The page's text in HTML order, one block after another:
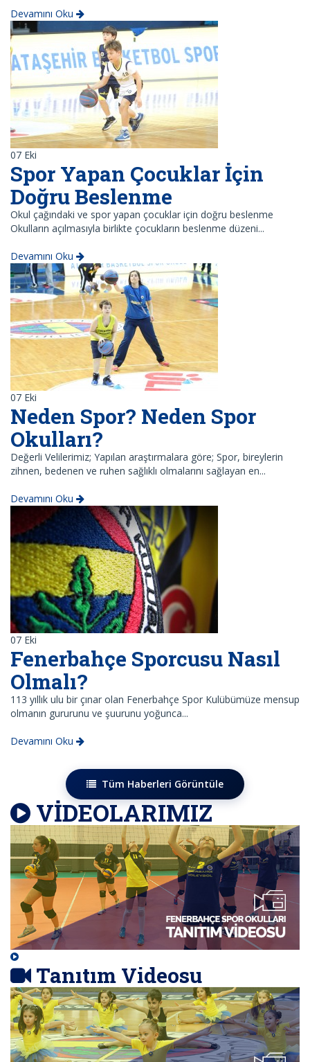
Devamını Oku
07 Eki
Spor Yapan Çocuklar İçin
Doğru Beslenme
Okul çağındaki ve spor yapan çocuklar için doğru beslenme
Okulların açılmasıyla birlikte çocukların beslenme düzeni...
Devamını Oku
07 Eki
Neden Spor? Neden Spor
Okulları?
Değerli Velilerimiz; Yapılan araştırmalara göre; Spor, bireylerin
zihnen, bedenen ve ruhen sağlıklı olmalarını sağlayan en...
Devamını Oku
07 Eki
Fenerbahçe Sporcusu Nasıl
Olmalı?
113 yıllık ulu bir çınar olan Fenerbahçe Spor Kulübümüze mensup
olmanın gururunu ve şuurunu yoğunca...
Devamını Oku
Tüm Haberleri Görüntüle
VİDEOLARIMIZ
Tanıtım Videosu